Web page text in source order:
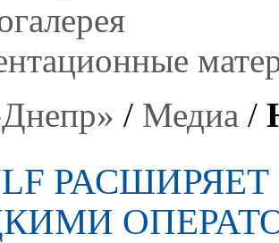
/ Медиа /